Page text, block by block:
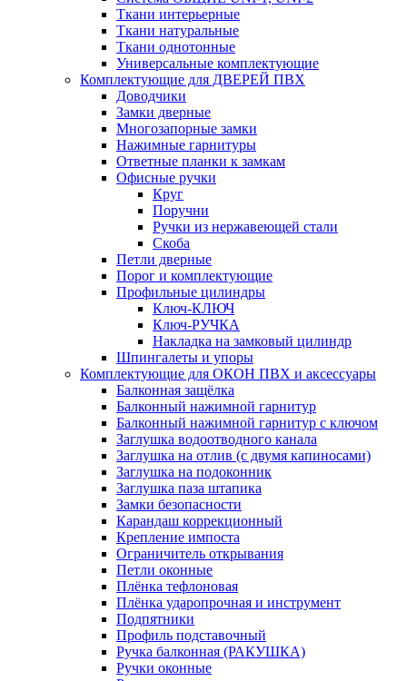
Ткани интерьерные
Ткани натуральные
Ткани однотонные
Универсальные комплектующие
Комплектующие для ДВЕРЕЙ ПВХ
Доводчики
Замки дверные
Многозапорные замки
Нажимные гарнитуры
Ответные планки к замкам
Офисные ручки
Круг
Поручни
Ручки из нержавеющей стали
Скоба
Петли дверные
Порог и комплектующие
Профильные цилиндры
Ключ-КЛЮЧ
Ключ-РУЧКА
Накладка на замковый цилиндр
Шпингалеты и упоры
Комплектующие для ОКОН ПВХ и аксессуары
Балконная защёлка
Балконный нажимной гарнитур
Балконный нажимной гарнитур с ключом
Заглушка водоотводного канала
Заглушка на отлив (с двумя капиносами)
Заглушка на подоконник
Заглушка паза штапика
Замки безопасности
Карандаш коррекционный
Крепление импоста
Ограничитель открывания
Петли оконные
Плёнка тефлоновая
Плёнка ударопрочная и инструмент
Подпятники
Профиль подставочный
Ручка балконная (РАКУШКА)
Ручки оконные